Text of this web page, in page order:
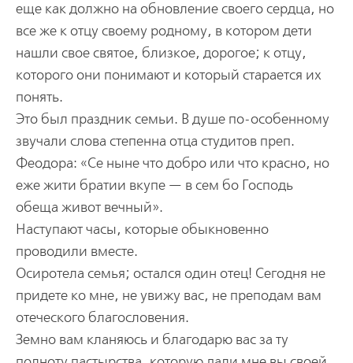
еще как должно на обновление своего сердца, но
все же к отцу своему родному, в котором дети
нашли свое святое, близкое, дорогое; к отцу,
которого они понимают и который старается их
понять.
Это был праздник семьи. В душе по-особенному
звучали слова степенна отца студитов преп.
Феодора: «Се ныне что добро или что красно, но
еже жити братии вкупе — в сем бо Господь
обеща живот вечный».
Наступают часы, которые обыкновенно
проводили вместе.
Осиротела семья; остался один отец! Сегодня не
придете ко мне, не увижу вас, не преподам вам
отеческого благословения.
Земно вам кланяюсь и благодарю вас за ту